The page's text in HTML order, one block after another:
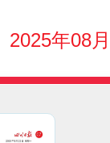
2025年08